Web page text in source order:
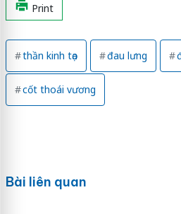
Print
thần kinh tọa đau lưng
cốt thoái vương
Bài liên quan